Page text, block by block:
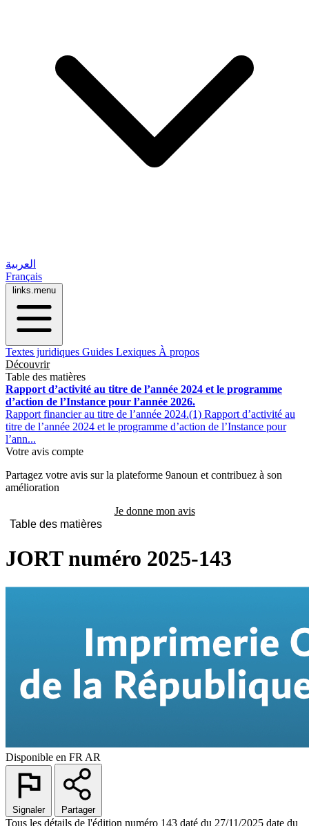
العربية
Français
links.menu
Textes juridiques Guides Lexiques À propos
Découvrir
Table des matières
Rapport d’activité au titre de l’année 2024 et le programme
d’action de l’Instance pour l’année 2026.
Rapport financier au titre de l’année 2024.(1) Rapport d’activité au
titre de l’année 2024 et le programme d’action de l’Instance pour
l’ann...
Votre avis compte
Partagez votre avis sur la plateforme 9anoun et contribuez à son
amélioration
Je donne mon avis
Table des matières
JORT numéro 2025-143
Disponible en FR AR
Signaler Partager
Tous les détails de l'édition numéro 143 daté du 27/11/2025 date du